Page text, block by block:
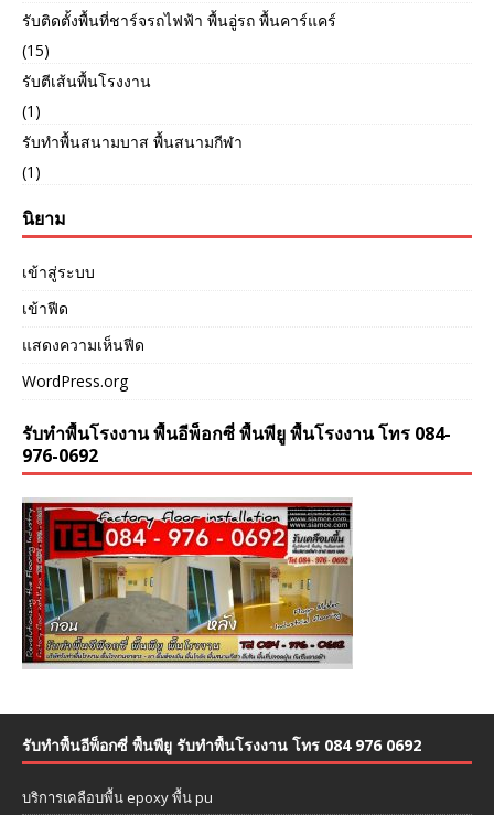
รับติดตั้งพื้นที่ชาร์จรถไฟฟ้า พื้นอู่รถ พื้นคาร์แคร์
(15)
รับตีเส้นพื้นโรงงาน
(1)
รับทำพื้นสนามบาส พื้นสนามกีฬา
(1)
นิยาม
เข้าสู่ระบบ
เข้าฟีด
แสดงความเห็นฟีด
WordPress.org
รับทำพื้นโรงงาน พื้นอีพ็อกซี่ พื้นพียู พื้นโรงงาน โทร 084-
976-0692
รับทำพื้นอีพ็อกซี่ พื้นพียู รับทำพื้นโรงงาน โทร 084 976 0692
บริการเคลือบพื้น epoxy พื้น pu